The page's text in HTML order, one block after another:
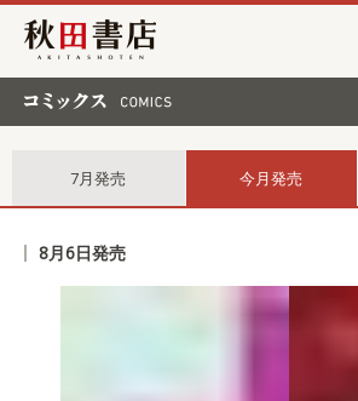
秋田書店
7月発売 今月発売
8月6日発売